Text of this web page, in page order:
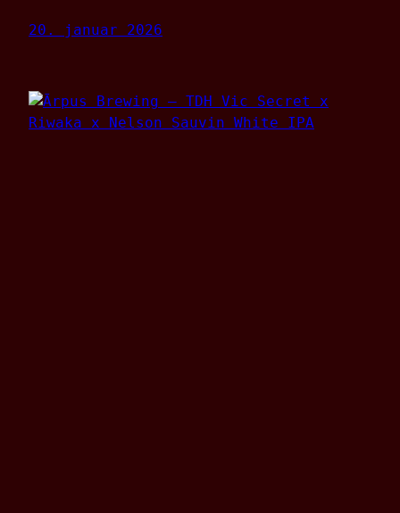
20. januar 2026